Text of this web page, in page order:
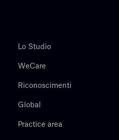
Lo Studio
WeCare
Riconoscimenti
Global
Practice area